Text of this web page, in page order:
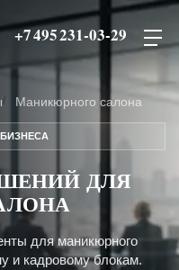
+7 495 231-03-29
Маникюрного салона
ДЛЯ
для маникюрного
и кадровому блокам.